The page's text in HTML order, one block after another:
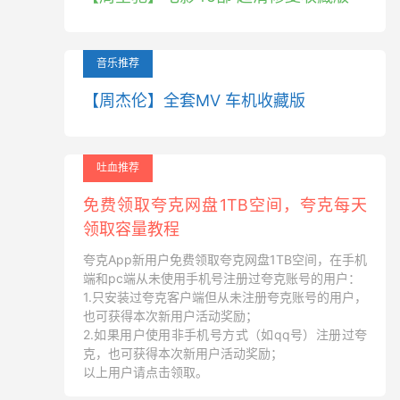
音乐推荐
【周杰伦】全套MV 车机收藏版
吐血推荐
免费领取夸克网盘1TB空间，夸克每天
领取容量教程
夸克App新用户免费领取夸克网盘1TB空间，在手机
端和pc端从未使用手机号注册过夸克账号的用户：
1.只安装过夸克客户端但从未注册夸克账号的用户，
也可获得本次新用户活动奖励；
2.如果用户使用非手机号方式（如qq号）注册过夸
克，也可获得本次新用户活动奖励；
以上用户请点击领取。